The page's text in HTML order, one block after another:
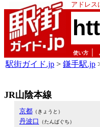
アドレス
使い方
駅街ガイド.jp > 鎌手駅.jp
JR山陰本線
京都 （きょうと）
丹波口 （たんばぐち）